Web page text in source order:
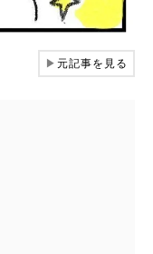
▶元記事を見る